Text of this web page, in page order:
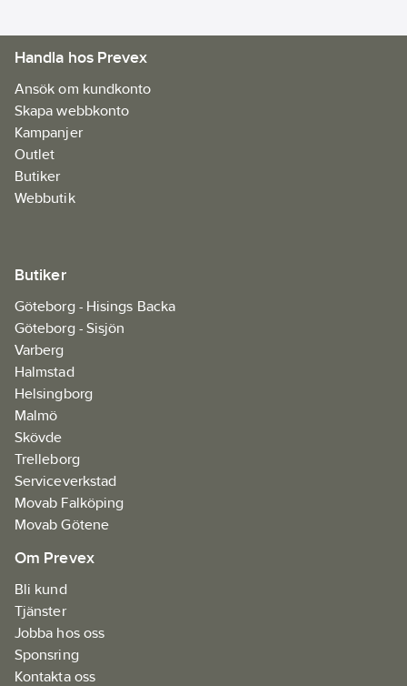
Handla hos Prevex
Ansök om kundkonto
Skapa webbkonto
Kampanjer
Outlet
Butiker
Webbutik
Butiker
Göteborg - Hisings Backa
Göteborg - Sisjön
Varberg
Halmstad
Helsingborg
Malmö
Skövde
Trelleborg
Serviceverkstad
Movab Falköping
Movab Götene
Om Prevex
Bli kund
Tjänster
Jobba hos oss
Sponsring
Kontakta oss